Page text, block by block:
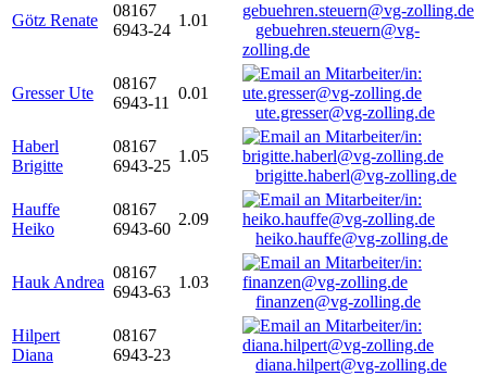
Götz Renate
08167
6943-24
1.01
gebuehren.steuern@vg-
zolling.de
Gresser Ute
08167
6943-11
0.01
ute.gresser@vg-zolling.de
Haberl
Brigitte
08167
6943-25
1.05
brigitte.haberl@vg-zolling.de
Hauffe
Heiko
08167
6943-60
2.09
heiko.hauffe@vg-zolling.de
Hauk Andrea
08167
6943-63
1.03
finanzen@vg-zolling.de
Hilpert
Diana
08167
6943-23
diana.hilpert@vg-zolling.de